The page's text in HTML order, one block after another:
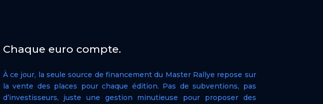
Chaque euro compte.
À ce jour, la seule source de financement du Master Rallye repose sur
la vente des places pour chaque édition. Pas de subventions, pas
d’investisseurs, juste une gestion minutieuse pour proposer des